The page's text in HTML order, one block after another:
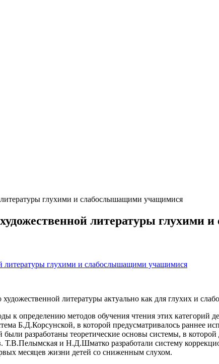
глухими и слабослышащими учащимися
литературы
литературы актуально как для глухих и
к определению методов обучения чтения этих
Б.Д.Корсунской, в которой предусматривалось раннее
разработаны теоретические основы системы, в которой
и Н.Д.Шматко разработали систему
месяцев жизни детей со сниженным слухом.